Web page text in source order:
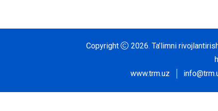
Copyright 2026. Ta’limni
www.trm.uz